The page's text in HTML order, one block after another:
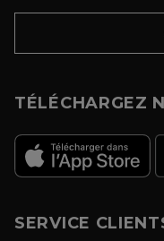
TÉLÉCHARGEZ
SERVICE